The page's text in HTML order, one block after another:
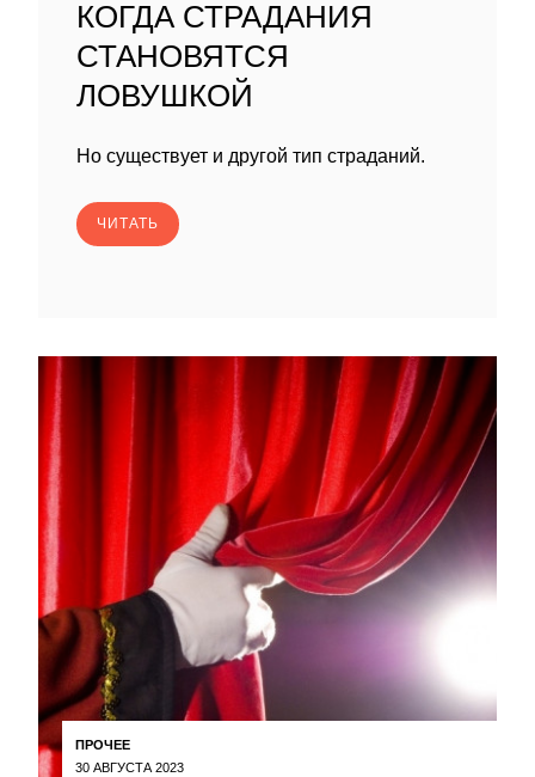
КОГДА СТРАДАНИЯ
СТАНОВЯТСЯ
ЛОВУШКОЙ
Но существует и другой тип страданий.
ЧИТАТЬ
ПРОЧЕЕ
30 АВГУСТА 2023